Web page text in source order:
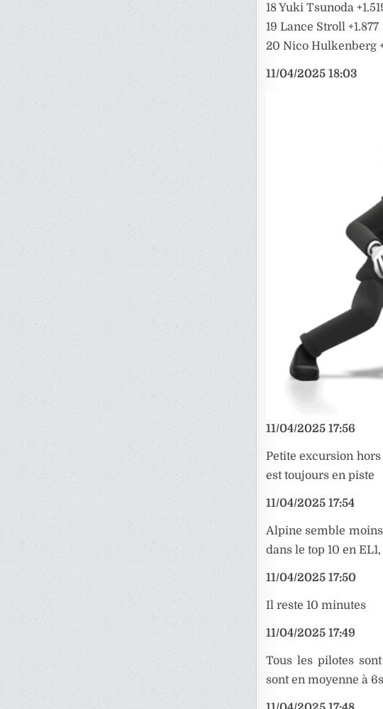
18 Yuki Tsunoda
19 Lance Stroll +1.877
20 Nico Hulkenberg
11/04/2025 18:03
11/04/2025 17:56
Petite excursion
est toujours en piste
11/04/2025 17:54
Alpine semble
dans le top 10 en
11/04/2025 17:50
Il reste 10 minutes
11/04/2025 17:49
Tous les pilotes
sont en moyenne à